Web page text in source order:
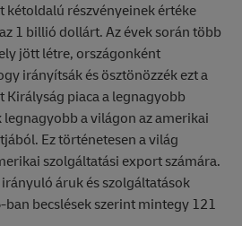
kétoldalú részvényeinek értéke
1 billió dollárt. Az évek során több
jött létre, országonként
irányítsák és ösztönözzék ezt a
Királyság piaca a legnagyobb
legnagyobb a világon az amerikai
Ez történetesen a világ
szolgáltatási export számára.
áruk és szolgáltatások
becslések szerint mintegy 121